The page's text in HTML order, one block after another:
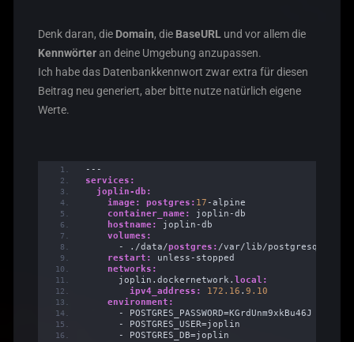
Denk daran, die Domain, die BaseURL und vor allem die
Kennwörteran deine Umgebung anzupassen.
Ich habe das Datenbankkennwort zwar extra für diesen
Beitrag neu generiert, aber bitte nutze natürlich eigene
Werte.
---
services:
joplin-db:
image:
postgres: 17 -alpine
container_name:
joplin-db
hostname:
joplin-db
volumes:
      - ./data/
postgres: /var/lib/postgresql/data
restart:
unless-stopped
networks:
      joplin.dockernetwork.
local:
ipv4_address:
172.16 . 9.10
environment:
      - POSTGRES_PASSWORD=KGrdUnm9xkBu46J
      - POSTGRES_USER=joplin
      - POSTGRES_DB=joplin